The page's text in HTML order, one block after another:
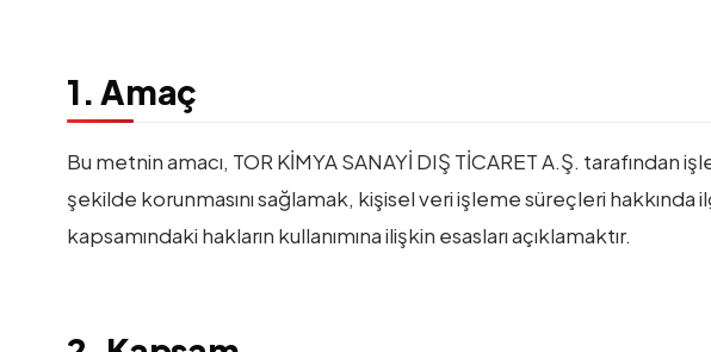
1. Amaç
Bu metnin amacı, TOR KİMYA SANAYİ DIŞ TİCARET A.Ş. tarafından
şekilde korunmasını sağlamak, kişisel veri işleme süreçleri
kapsamındaki hakların kullanımına ilişkin esasları açıklamaktır.